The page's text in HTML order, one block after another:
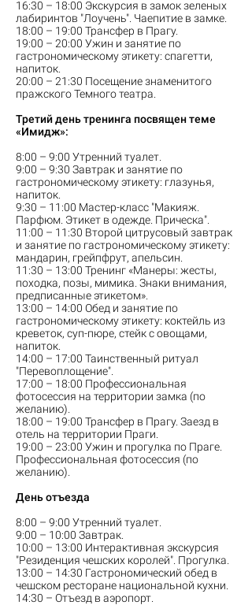
16:30 – 18:00 Экскурсия в замок зеленых
лабиринтов "Лоучень". Чаепитие в замке.
18:00 – 19:00 Трансфер в Прагу.
19:00 – 20:00 Ужин и занятие по
гастрономическому этикету: спагетти,
напиток.
20:00 – 21:30 Посещение знаменитого
пражского Темного театра.
Третий день тренинга посвящен теме
«Имидж»:
8:00 – 9:00 Утренний туалет.
9:00 – 9:30 Завтрак и занятие по
гастрономическому этикету: глазунья,
напиток.
9:30 – 11:00 Мастер-класс "Макияж.
Парфюм. Этикет в одежде. Прическа".
11:00 – 11:30 Второй цитрусовый завтрак
и занятие по гастрономическому этикету:
мандарин, грейпфрут, апельсин.
11:30 – 13:00 Тренинг «Манеры: жесты,
походка, позы, мимика. Знаки внимания,
предписанные этикетом».
13:00 – 14:00 Обед и занятие по
гастрономическому этикету: коктейль из
креветок, суп-пюре, стейк с овощами,
напиток.
14:00 – 17:00 Таинственный ритуал
"Перевоплощение".
17:00 – 18:00 Профессиональная
фотосессия на территории замка (по
желанию).
18:00 – 19:00 Трансфер в Прагу. Заезд в
отель на территории Праги.
19:00 – 23:00 Ужин и прогулка по Праге.
Профессиональная фотосессия (по
желанию).
День отъезда
8:00 – 9:00 Утренний туалет.
9:00 – 10:00 Завтрак.
10:00 – 13:00 Интерактивная экскурсия
"Резиденция чешских королей". Прогулка.
13:00 – 14:30 Гастрономический обед в
чешском ресторане национальной кухни.
14:30 – Отъезд в аэропорт.